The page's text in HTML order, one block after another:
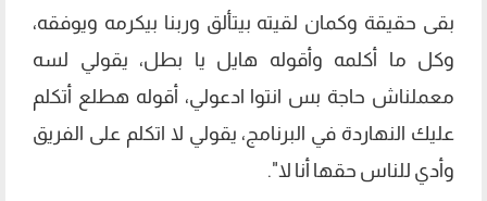
بقى حقيقة وكمان لقيته بيتألق وربنا بيكرمه ويوفقه،
وكل ما أكلمه وأقوله هايل يا بطل، يقولي لسه
معملناش حاجة بس انتوا ادعولي، أقوله هطلع أتكلم
عليك النهاردة في البرنامج، يقولي لا اتكلم على الفريق
وأدي للناس حقها أنا لا".